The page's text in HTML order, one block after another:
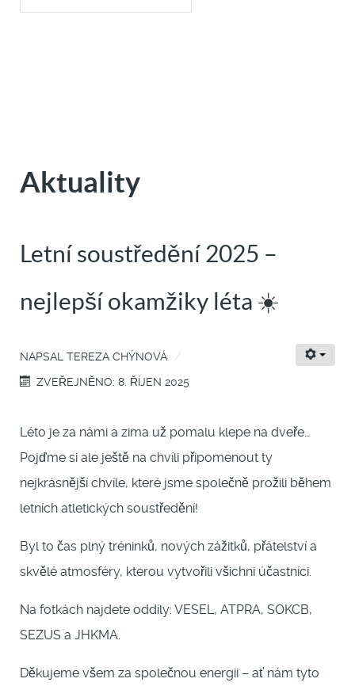
Aktuality
Letní soustředění 2025 –
nejlepší okamžiky léta ☀️
NAPSAL TEREZA CHÝNOVÁ
ZVEŘEJNĚNO: 8. ŘÍJEN 2025
Léto je za námi a zima už pomalu klepe na dveře…
Pojďme si ale ještě na chvíli připomenout ty
nejkrásnější chvíle, které jsme společně prožili během
letních atletických soustředění!
Byl to čas plný tréninků, nových zážitků, přátelství a
skvělé atmosféry, kterou vytvořili všichni účastníci.
Na fotkách najdete oddíly: VESEL, ATPRA, SOKCB,
SEZUS a JHKMA.
Děkujeme všem za společnou energii – ať nám tyto